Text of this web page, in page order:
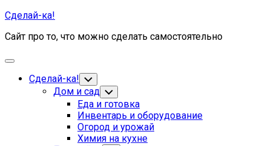
Skip
content
Сделай-ка!
Сайт про то, что можно сделать самостоятельно
Expand
Сделай-ка! Toggle
Child
Menu
Дом и сад Toggle
Child
Menu
Еда и готовка
Инвентарь и оборудование
Огород и урожай
Химия на кухне